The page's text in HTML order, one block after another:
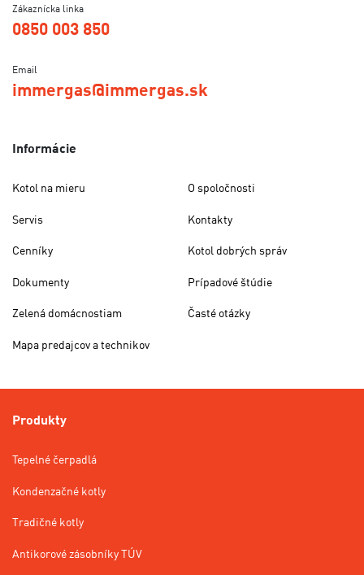
Zákaznícka linka
0850 003 850
Email
immergas@immergas.sk
Informácie
Kotol na mieru
Servis
Cenníky
Dokumenty
Zelená domácnostiam
Mapa predajcov a technikov
O spoločnosti
Kontakty
Kotol dobrých správ
Prípadové štúdie
Časté otázky
Produkty
Tepelné čerpadlá
Kondenzačné kotly
Tradičné kotly
Antikorové zásobníky TÚV